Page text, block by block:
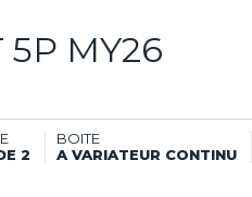
5P MY26
2
BOITE
A VARIATEUR CONTINU